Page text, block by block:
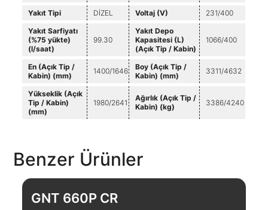
Yakıt Tipi
DİZEL Voltaj (V)
231/400
Yakıt Sarfiyatı
(%75 yükte)
(l/saat)
99.30
Yakıt Depo
Kapasitesi (L)
(Açık Tip / Kabin)
1066/400
En (Açık Tip /
Kabin) (mm)
1400/1646
Boy (Açık Tip /
Kabin) (mm)
3311/4632
Yükseklik (Açık
Tip / Kabin)
(mm)
1980/2641
Ağırlık (Açık Tip /
Kabin) (kg)
3386/4240
Benzer Ürünler
GNT 660P CR